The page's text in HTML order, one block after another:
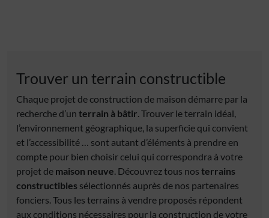
Trouver un terrain constructible
Chaque projet de construction de maison démarre par la
recherche d’un terrain à bâtir. Trouver le terrain idéal,
l’environnement géographique, la superficie qui convient
et l’accessibilité … sont autant d’éléments à prendre en
compte pour bien choisir celui qui correspondra à votre
projet de maison neuve. Découvrez tous nos terrains
constructibles sélectionnés auprès de nos partenaires
fonciers. Tous les terrains à vendre proposés répondent
aux conditions nécessaires pour la construction de votre